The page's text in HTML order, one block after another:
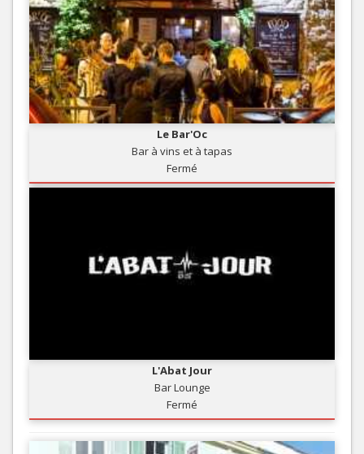
Le Bar'Oc
Bar à vins et à tapas
Fermé
L'Abat Jour
Bar Lounge
Fermé